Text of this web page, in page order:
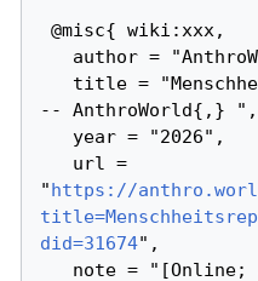
@misc{ wiki:xxx,
-- AnthroWorld{,} ",
"https://
did=31674",